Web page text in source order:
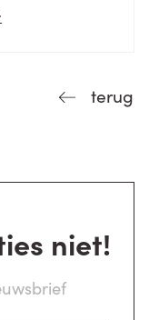
.
terug
niet!